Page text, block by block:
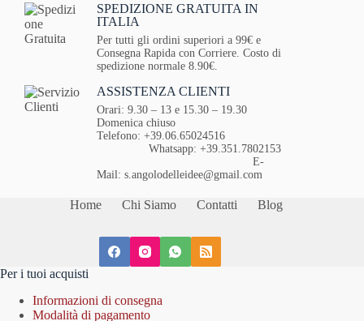
SPEDIZIONE GRATUITA IN
ITALIA
Per tutti gli ordini superiori a 99€ e
Consegna Rapida con Corriere. Costo di
spedizione normale 8.90€.
ASSISTENZA CLIENTI
Orari: 9.30 – 13 e 15.30 – 19.30
Domenica chiuso
Telefono: +39.06.65024516
Whatsapp: +39.351.7802153
E-
Mail: s.angolodelleidee@gmail.com
Home Chi Siamo Contatti Blog
Per i tuoi acquisti
Informazioni di consegna
Modalità di pagamento